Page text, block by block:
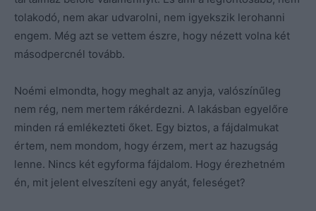
tolakodó, nem akar udvarolni, nem igyekszik lerohanni
engem. Még azt se vettem észre, hogy nézett volna két
másodpercnél tovább.
Noémi elmondta, hogy meghalt az anyja, valószínűleg
nem rég, nem mertem rákérdezni. A lakásban egyelőre
minden rá emlékezteti őket. Egy biztos, a fájdalmukat
értem, nem mondom, hogy érzem, mert az hazugság
lenne. Nincs két egyforma fájdalom. Hogy érezhetném
én, mit jelent elveszíteni egy anyát, feleséget?